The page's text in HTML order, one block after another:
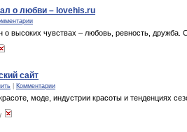
о любви – lovehis.ru
о высоких чувствах – любовь, ревность,
сайт
Комментарии
моде, индустрии красоты и тенденциях